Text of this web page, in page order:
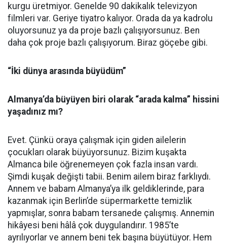
kurgu üretmiyor. Genelde 90 dakikalık televizyon
filmleri var. Geriye tiyatro kalıyor. Orada da ya kadrolu
oluyorsunuz ya da proje bazlı çalışıyorsunuz. Ben
daha çok proje bazlı çalışıyorum. Biraz göçebe gibi.
“İki dünya arasında büyüdüm”
Almanya’da büyüyen biri olarak “arada kalma” hissini
yaşadınız mı?
Evet. Çünkü oraya çalışmak için giden ailelerin
çocukları olarak büyüyorsunuz. Bizim kuşakta
Almanca bile öğrenemeyen çok fazla insan vardı.
Şimdi kuşak değişti tabii. Benim ailem biraz farklıydı.
Annem ve babam Almanya’ya ilk geldiklerinde, para
kazanmak için Berlin’de süpermarkette temizlik
yapmışlar, sonra babam tersanede çalışmış. Annemin
hikâyesi beni hâlâ çok duygulandırır. 1985’te
ayrılıyorlar ve annem beni tek başına büyütüyor. Hem